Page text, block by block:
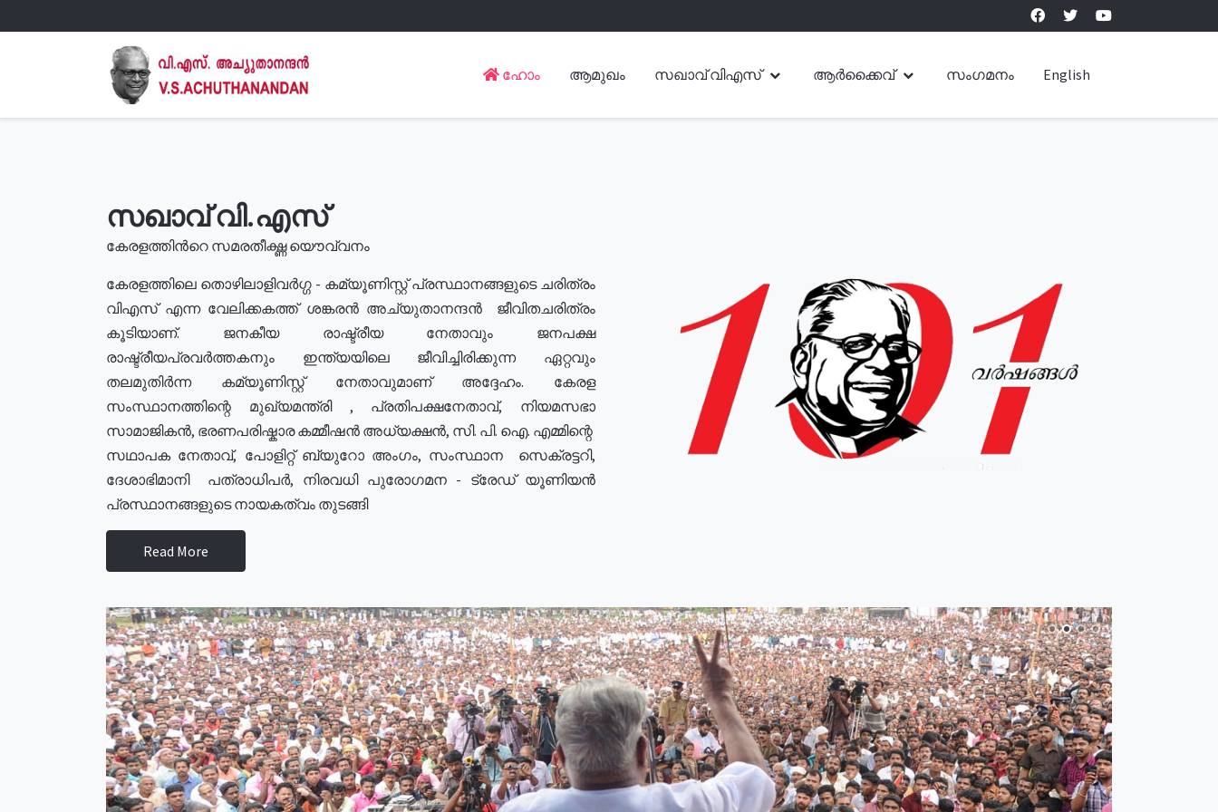
ഹോം ആമുഖം സഖാവ് വിഎസ് ആർക്കൈവ് സംഗമനം English
സഖാവ് വി.എസ്
കേരളത്തിൻറെ സമരതീക്ഷ്ണ യൌവ്വനം
കേരളത്തിലെ തൊഴിലാളിവർഗ്ഗ - കമ്യൂണിസ്റ്റ് പ്രസ്ഥാനങ്ങളുടെ ചരിത്രം
വിഎസ് എന്ന വേലിക്കകത്ത് ശങ്കരൻ അച്യുതാനന്ദൻ ജീവിതചരിത്രം
കൂടിയാണ്. ജനകീയ രാഷ്ട്രീയ നേതാവും ജനപക്ഷ
രാഷ്ട്രീയപ്രവർത്തകനും ഇന്ത്യയിലെ ജീവിച്ചിരിക്കുന്ന ഏറ്റവും
തലമുതിർന്ന കമ്യൂണിസ്റ്റ് നേതാവുമാണ് അദ്ദേഹം. കേരള
സംസ്ഥാനത്തിന്റെ മുഖ്യമന്ത്രി , പ്രതിപക്ഷനേതാവ്, നിയമസഭാ
സാമാജികൻ, ഭരണപരിഷ്കാര കമ്മീഷൻ അധ്യക്ഷൻ, സി. പി. ഐ. എമ്മിന്റെ
സഥാപക നേതാവ്, പോളിറ്റ് ബ്യുറോ അംഗം, സംസ്ഥാന സെക്രട്ടറി,
ദേശാഭിമാനി പത്രാധിപർ, നിരവധി പുരോഗമന - ട്രേഡ് യൂണിയൻ
പ്രസ്ഥാനങ്ങളുടെ നായകത്വം തുടങ്ങി
Read More